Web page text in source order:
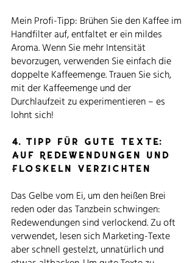
Mein Profi-Tipp: Brühen Sie den Kaffee im
Handfilter auf, entfaltet er ein mildes
Aroma. Wenn Sie mehr Intensität
bevorzugen, verwenden Sie einfach die
doppelte Kaffeemenge. Trauen Sie sich,
mit der Kaffeemenge und der
Durchlaufzeit zu experimentieren – es
lohnt sich!
4. Tipp für gute Texte:
Auf Redewendungen und
Floskeln verzichten
Das Gelbe vom Ei, um den heißen Brei
reden oder das Tanzbein schwingen:
Redewendungen sind verlockend. Zu oft
verwendet, lesen sich Marketing-Texte
aber schnell gestelzt, unnatürlich und